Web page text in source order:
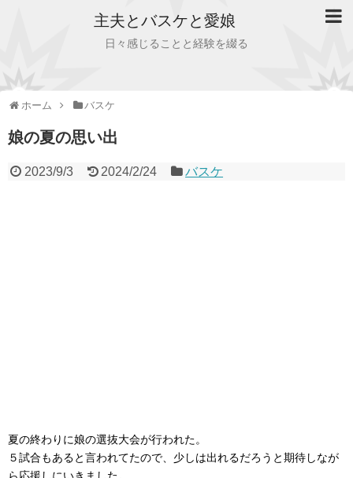
主夫とバスケと愛娘
日々感じることと経験を綴る
ホーム バスケ
娘の夏の思い出
2023/9/3 2024/2/24 バスケ
夏の終わりに娘の選抜大会が行われた。
５試合もあると言われてたので、少しは出れるだろうと期待しなが